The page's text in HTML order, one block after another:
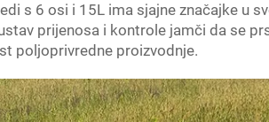
s 6 osi i 15L ima sjajne značajke u
prijenosa i kontrole jamči da se
poljoprivredne proizvodnje.